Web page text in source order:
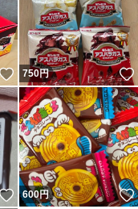
いいね！
750円
いいね！
600円